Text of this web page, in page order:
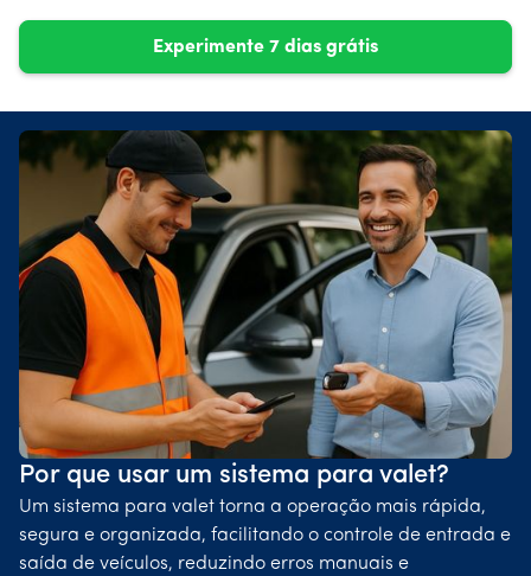
Experimente 7 dias grátis
Por que usar um sistema para valet?
Um sistema para valet torna a operação mais rápida,
segura e organizada, facilitando o controle de entrada e
saída de veículos, reduzindo erros manuais e